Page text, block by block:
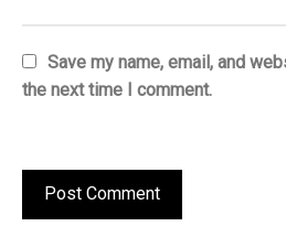
Save my name, email, and
the next time I comment.